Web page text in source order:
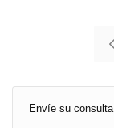
Envíe su consulta